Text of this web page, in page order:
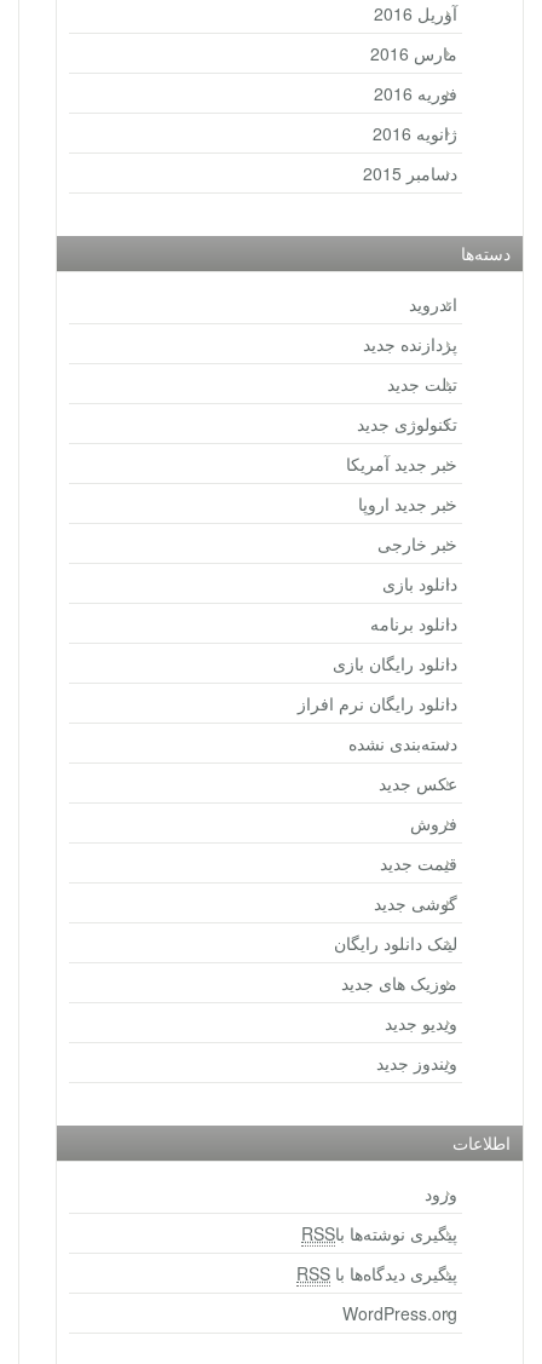
آوریل 2016
مارس 2016
فوریه 2016
ژانویه 2016
دسامبر 2015
دسته‌ها
اندروید
پردازنده جدید
تبلت جدید
تکنولوژی جدید
خبر جدید آمریکا
خبر جدید اروپا
خبر خارجی
دانلود بازی
دانلود برنامه
دانلود رایگان بازی
دانلود رایگان نرم افراز
دسته‌بندی نشده
عکس جدید
فروش
قیمت جدید
گوشی جدید
لینک دانلود رایگان
موزیک های جدید
ویدیو جدید
ویندوز جدید
اطلاعات
ورود
پیگیری نوشته‌ها باRSS
پیگیری دیدگاه‌ها با RSS
WordPress.org